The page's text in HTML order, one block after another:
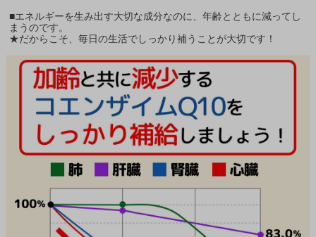
■エネルギーを生み出す大切な成分なのに、年齢とともに減ってし
まうのです。
★だからこそ、毎日の生活でしっかり補うことが大切です！